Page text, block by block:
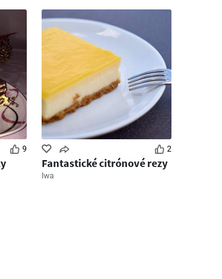
9 2
Fantastické citrónové rezy
Iwa